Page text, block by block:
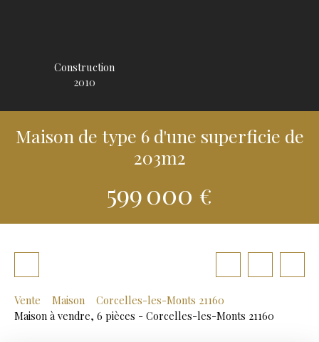
Construction
2010
Maison de type 6 d'une superficie de
203m2
599 000 €
Vente Maison
Corcelles-les-Monts 21160
Maison à vendre, 6 pièces - Corcelles-les-Monts 21160